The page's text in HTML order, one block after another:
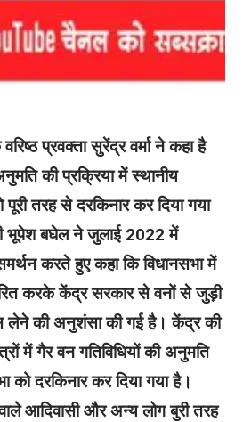
प्रवक्ता सुरेंद्र वर्मा ने कहा है
की प्रक्रिया में स्थानीय
तरह से दरकिनार कर दिया गया
भूपेश बघेल ने जुलाई 2022 में
करते हुए कहा कि विधानसभा में
करके केंद्र सरकार से वनों से जुड़ी
लेने की अनुशंसा की गई है। केंद्र की
में गैर वन गतिविधियों की अनुमति
को दरकिनार कर दिया गया है।
आदिवासी और अन्य लोग बुरी तरह